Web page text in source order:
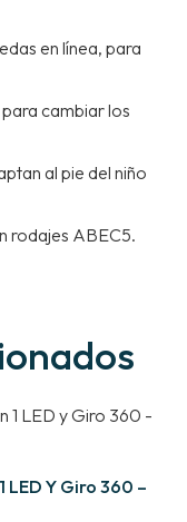
en línea, para
cambiar los
al pie del niño
rodajes ABEC5.
LED Y Giro 360 –